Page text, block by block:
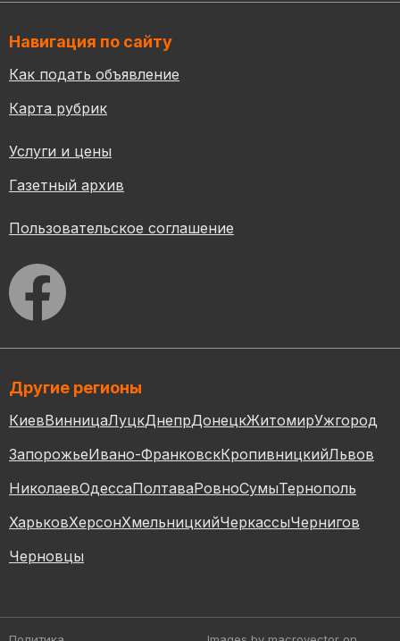
Навигация по сайту
Как подать объявление
Карта рубрик
Услуги и цены
Газетный архив
Пользовательское соглашение
Другие регионы
КиевВинницаЛуцкДнепрДонецкЖитомирУжгород
ЗапорожьеИвано-ФранковскКропивницкийЛьвов
НиколаевОдессаПолтаваРовноСумыТернополь
ХарьковХерсонХмельницкийЧеркассыЧернигов
Черновцы